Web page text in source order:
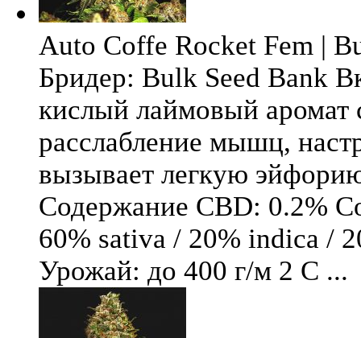
Auto Coffe Rocket Fem |
Бридер: Bulk Seed Bank
кислый лаймовый аромат
расслабление мышц,
вызывает легкую
Содержание CBD: 0.2%
60% sativa / 20% indica /
Урожай: до 400 г/м 2 С ...